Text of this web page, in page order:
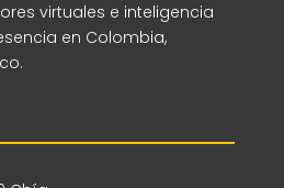
virtuales e inteligencia
en Colombia,